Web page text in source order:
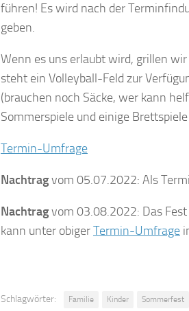
führen! Es wird nach der
geben.
Wenn es uns erlaubt wird, grillen
steht ein Volleyball-Feld zur
(brauchen noch Säcke, wer kann
Sommerspiele und einige
Termin-Umfrage
Nachtragvom 05.07.2022: Als
Nachtragvom 03.08.2022: Das
kann unter obigerTermin-Umfrage
Schlagwörter: Familie Kinder Sommerfest